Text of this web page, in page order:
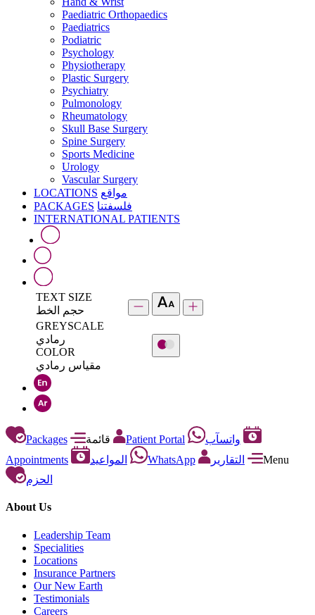
Paediatric Orthopaedics
Paediatrics
Podiatric
Psychology
Physiotherapy
Plastic Surgery
Psychiatry
Pulmonology
Rheumatology
Skull Base Surgery
Spine Surgery
Sports Medicine
Urology
Vascular Surgery
LOCATIONS مواقع
PACKAGES فلسفتنا
INTERNATIONAL PATIENTS
TEXT SIZE
حجم الخط
GREYSCALE
رمادي
COLOR
مقياس رمادي
Packages Patient Portal
واتسآب
Appointments
المواعيد WhatsApp التقارير
Menu
الحزم
About Us
Leadership Team
Specialities
Locations
Insurance Partners
Our New Earth
Testimonials
Careers